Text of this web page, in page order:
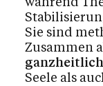
Sie sind
Zusammen
Seele als